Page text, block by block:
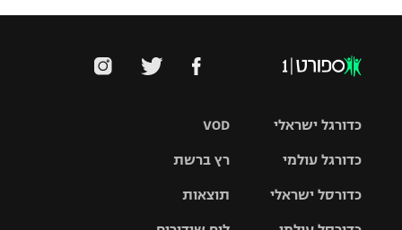
VOD
רץ ברשת
תוצאות
כדורגל ישראלי
כדורגל עולמי
האלופות
כדורסל ישראלי